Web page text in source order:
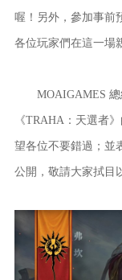
喔！另外，參加事前
各位玩家們在這一場
MOAIGAMES 總經
《TRAHA：天選者
望各位不要錯過；並
公開，敬請大家拭目